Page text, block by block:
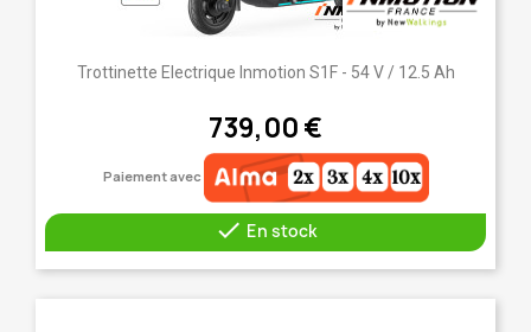
Trottinette Electrique Inmotion S1F - 54 V / 12.5 Ah
739,00 €
Paiement avec
 En stock